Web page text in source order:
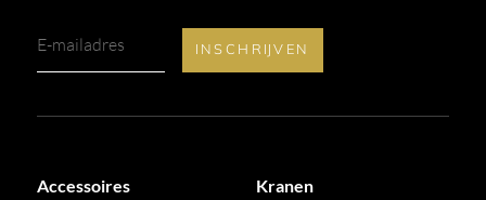
Accessoires Kranen